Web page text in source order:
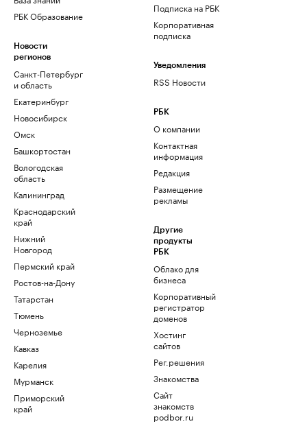
РБК Образование
Новости
регионов
Санкт-Петербург
и область
Екатеринбург
Новосибирск
Омск
Башкортостан
Вологодская
область
Калининград
Краснодарский
край
Нижний
Новгород
Пермский край
Ростов-на-Дону
Татарстан
Тюмень
Черноземье
Кавказ
Карелия
Мурманск
Приморский
край
Подписка на РБК
Корпоративная
подписка
Уведомления
RSS Новости
РБК
О компании
Контактная
информация
Редакция
Размещение
рекламы
Другие
продукты
РБК
Облако для
бизнеса
Корпоративный
регистратор
доменов
Хостинг
сайтов
Рег.решения
Знакомства
Сайт
знакомств
podbor.ru